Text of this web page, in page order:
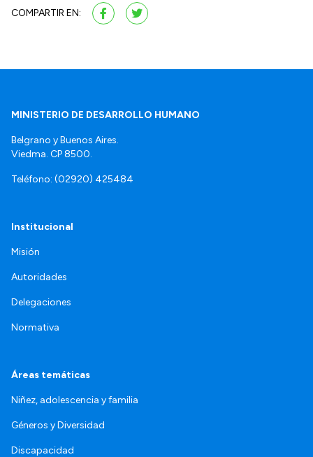
COMPARTIR EN:
MINISTERIO DE DESARROLLO HUMANO
Belgrano y Buenos Aires.
Viedma. CP 8500.
Teléfono: (02920) 425484
Institucional
Misión
Autoridades
Delegaciones
Normativa
Áreas temáticas
Niñez, adolescencia y familia
Géneros y Diversidad
Discapacidad